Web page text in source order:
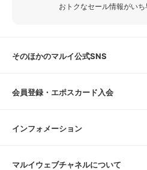
おトクなセール情報がいち
そのほかのマルイ公式SNS
会員登録・エポスカード入会
インフォメーション
マルイウェブチャネルについて